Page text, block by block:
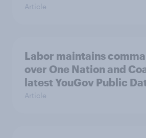
Article
Labor maintains
over One Nation and
latest YouGov Public
Article